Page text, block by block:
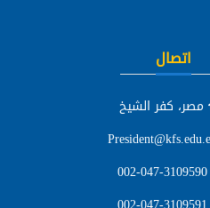
اتصال
مصر، كفر الشيخ